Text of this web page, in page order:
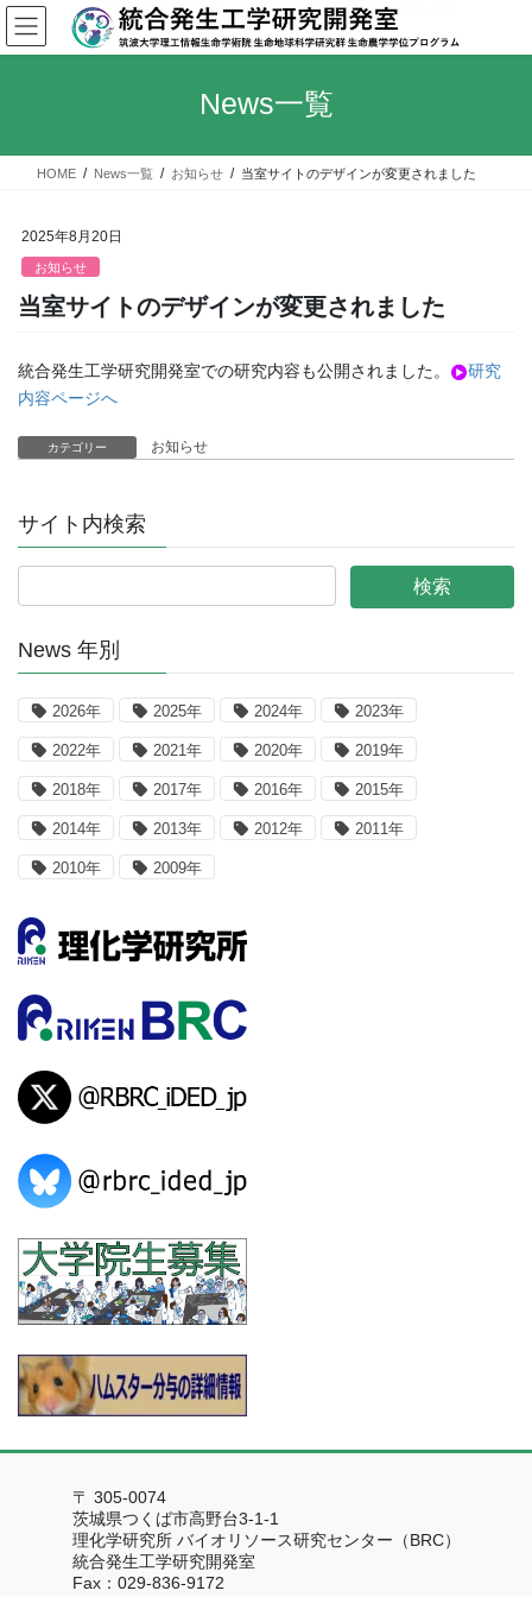
コ
ン
テ
ス
ナ
ビ
ゲ
ン
News一覧
HOME News一覧 お知らせ 当室サイトのデザインが変更されました
2025年8月20日
お知らせ
当室サイトのデザインが変更されました
統合発生工学研究開発室での研究内容も公開されました。
研究
内容ページへ
カテゴリー お知らせ
サイト内検索
News 年別
2026年 2025年 2024年 2023年
2022年 2021年 2020年 2019年
2018年 2017年 2016年 2015年
2014年 2013年 2012年 2011年
2010年 2009年
〒 305-0074
茨城県つくば市高野台3-1-1
理化学研究所 バイオリソース研究センター（BRC）
統合発生工学研究開発室
Fax：029-836-9172